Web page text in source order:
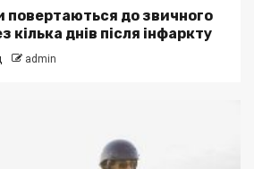
повертаються до звичного
днів після інфаркту
admin